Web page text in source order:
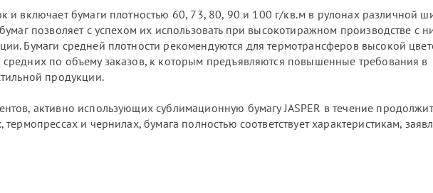
и включает бумаги плотностью 60, 73, 80, 90 и 100 г/кв.м в рулонах различной
позволяет с успехом их использовать при высокотиражном производстве с
Бумаги средней плотности рекомендуются для термотрансферов высокой
по объему заказов, к которым предъявляются повышенные требования в
продукции.
активно использующих сублимационную бумагу JASPER в течение
и чернилах, бумага полностью соответствует характеристикам,